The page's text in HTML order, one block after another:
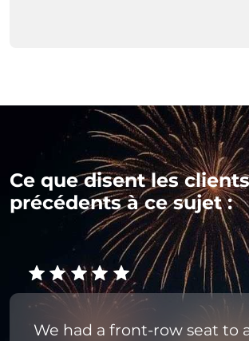
Ce que disent les clients
précédents à ce sujet :
We had a front-row seat to